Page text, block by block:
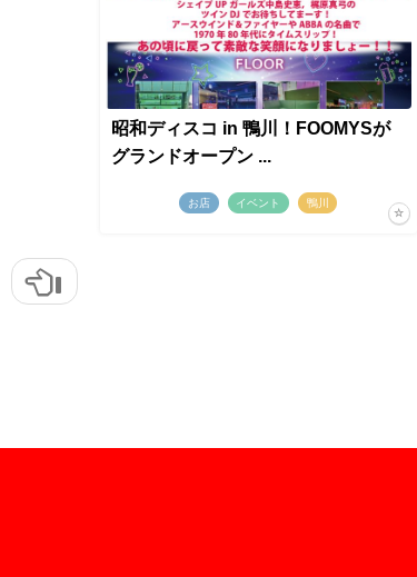
昭和ディスコ in 鴨川！FOOMYSが
グランドオープン ...
お店 イベント 鴨川